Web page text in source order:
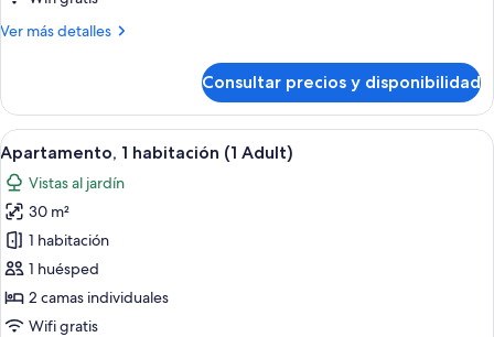
Adults
Child)
Ver más detalles
Más
2
habitaciones
(2
Adults
+
Child)
Consultar precios y disponibilidad
Abrir
todas
las
fotos
de
Apartamento,
1
habitación
Un balcón con mesa y sillas, un
6
Apartamento, 1 habitación (1 Adult)
Vistas al jardín
30 m²
1 habitación
1 huésped
2 camas individuales
Wifi gratis